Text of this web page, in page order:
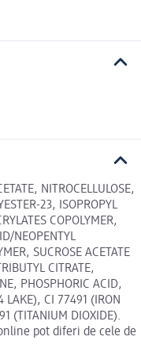
NITROCELLULOSE,
23, ISOPROPYL
COPOLYMER,
NEOPENTYL
SUCROSE ACETATE
CITRATE,
PHOSPHORIC ACID,
LAKE), CI 77491 (IRON
(TITANIUM DIOXIDE).
pot diferi de cele de